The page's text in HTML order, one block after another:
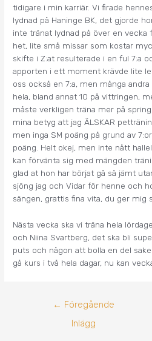
tidigare i min karriär. Vi firade
lydnad på Haninge BK, det gjorde
inte tränat lydnad på över en vecka
het, lite små missar som kostar
skifte i Z:at resulterade i en ful 7:a
apporten i ett moment krävde lite
oss också en 7:a, men många
hela, bland annat 10 på vittringen,
måste verkligen träna mer på
mina betyg att jag ÄLSKAR
men inga SM poäng på grund av
poäng. Helt okej, men inte nått
kan förvänta sig med mängden
glad at hon har börjat gå så jämt
sjöng jag och Vidar för henne och
sängen, grattis fina vita, du ger mig
Nästa vecka ska vi träna hela
och Niina Svartberg, det ska bli
puts och någon att bolla en del
gå kurs i två hela dagar, nu kan
← Föregående
Inlägg